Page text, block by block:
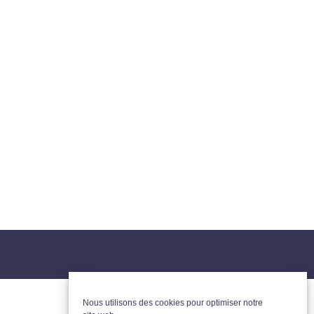
Nous utilisons des cookies pour optimiser notre